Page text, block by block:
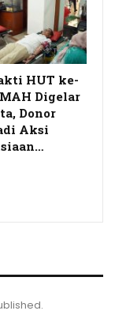
HUT ke-
Digelar
Donor
Aksi